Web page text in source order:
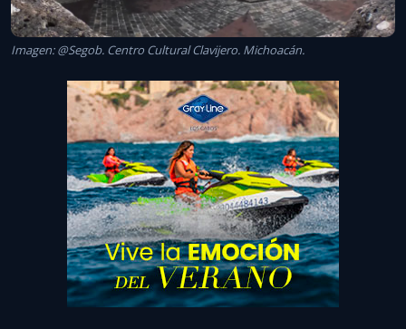
Imagen: @Segob. Centro Cultural Clavijero. Michoacán.